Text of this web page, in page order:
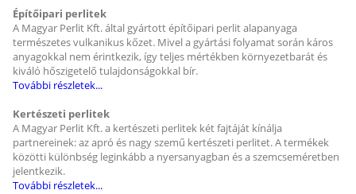
Építőipari perlitek
A Magyar Perlit Kft. által gyártott építőipari perlit alapanyaga
természetes vulkanikus kőzet. Mivel a gyártási folyamat során káros
anyagokkal nem érintkezik, így teljes mértékben környezetbarát és
kiváló hőszigetelő tulajdonságokkal bír.
További részletek...
Kertészeti perlitek
A Magyar Perlit Kft. a kertészeti perlitek két fajtáját kínálja
partnereinek: az apró és nagy szemű kertészeti perlitet. A termékek
közötti különbség leginkább a nyersanyagban és a szemcseméretben
jelentkezik.
További részletek...